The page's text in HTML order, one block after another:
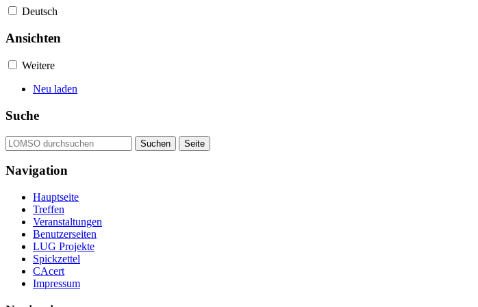
Deutsch
Ansichten
Weitere
Neu laden
Suche
Navigation
Hauptseite
Treffen
Veranstaltungen
Benutzerseiten
LUG Projekte
Spickzettel
CAcert
Impressum